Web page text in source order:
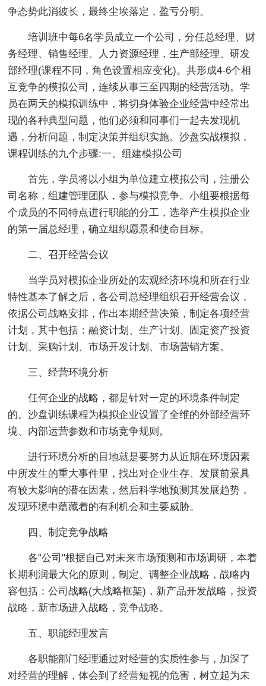
争态势此消彼长，最终尘埃落定，盈亏分明。
培训班中每6名学员成立一个公司，分任总经理、财
务经理、销售经理、人力资源经理，生产部经理、研发
部经理(课程不同，角色设置相应变化)。共形成4-6个相
互竞争的模拟公司，连续从事三至四期的经营活动。学
员在两天的模拟训练中，将切身体验企业经营中经常出
现的各种典型问题，他们必须和同事们一起去发现机
遇，分析问题，制定决策并组织实施。沙盘实战模拟，
课程训练的九个步骤:一、组建模拟公司
首先，学员将以小组为单位建立模拟公司，注册公
司名称，组建管理团队，参与模拟竞争。小组要根据每
个成员的不同特点进行职能的分工，选举产生模拟企业
的第一届总经理，确立组织愿景和使命目标。
二、召开经营会议
当学员对模拟企业所处的宏观经济环境和所在行业
特性基本了解之后，各公司总经理组织召开经营会议，
依据公司战略安排，作出本期经营决策，制定各项经营
计划，其中包括：融资计划、生产计划、固定资产投资
计划、采购计划、市场开发计划、市场营销方案。
三、经营环境分析
任何企业的战略，都是针对一定的环境条件制定
的。沙盘训练课程为模拟企业设置了全维的外部经营环
境、内部运营参数和市场竞争规则。
进行环境分析的目地就是要努力从近期在环境因素
中所发生的重大事件里，找出对企业生存、发展前景具
有较大影响的潜在因素，然后科学地预测其发展趋势，
发现环境中蕴藏着的有利机会和主要威胁。
四、制定竞争战略
各"公司"根据自己对未来市场预测和市场调研，本着
长期利润最大化的原则，制定、调整企业战略，战略内
容包括：公司战略(大战略框架)，新产品开发战略，投资
战略，新市场进入战略，竞争战略。
五、职能经理发言
各职能部门经理通过对经营的实质性参与，加深了
对经营的理解，体会到了经营短视的危害，树立起为未